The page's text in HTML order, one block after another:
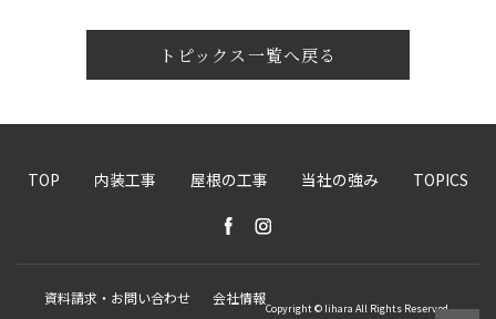
トピックス一覧へ戻る
TOP 内装工事 屋根の工事 当社の強み TOPICS
資料請求・お問い合わせ 会社情報
Copyright © Iihara All Rights Reserved.